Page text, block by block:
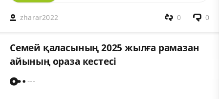
zharar2022 0
0
Семей қаласының 2025 жылға рамазан
айының ораза кестесі
---